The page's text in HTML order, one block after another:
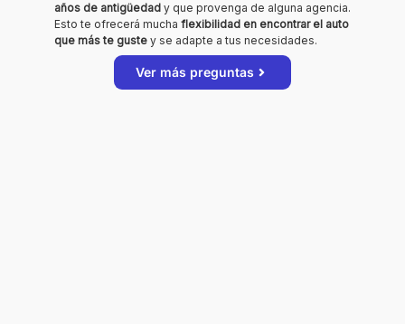
años de antigüedady que provenga de alguna agencia.
Esto te ofrecerá mucha flexibilidad en encontrar el auto
que más te gustey se adapte a tus necesidades.
Ver más preguntas